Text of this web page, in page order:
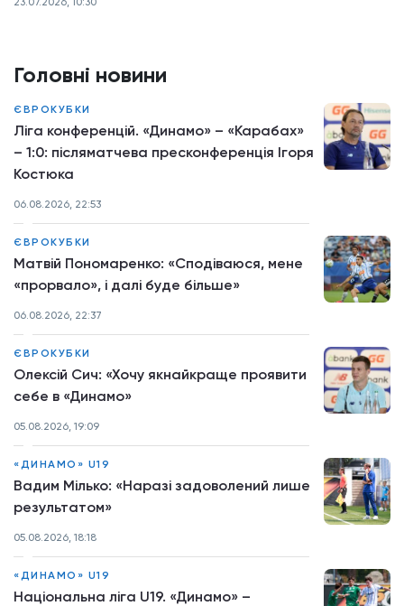
Головні новини
ЄВРОКУБКИ
Ліга конференцій. «Динамо» – «Карабах»
– 1:0: післяматчева пресконференція Ігоря
Костюка
06.08.2026, 22:53
ЄВРОКУБКИ
Матвій Пономаренко: «Сподіваюся, мене
«прорвало», і далі буде більше»
06.08.2026, 22:37
ЄВРОКУБКИ
Олексій Сич: «Хочу якнайкраще проявити
себе в «Динамо»
05.08.2026, 19:09
«ДИНАМО» U19
Вадим Мілько: «Наразі задоволений лише
результатом»
05.08.2026, 18:18
«ДИНАМО» U19
Національна ліга U19. «Динамо» –